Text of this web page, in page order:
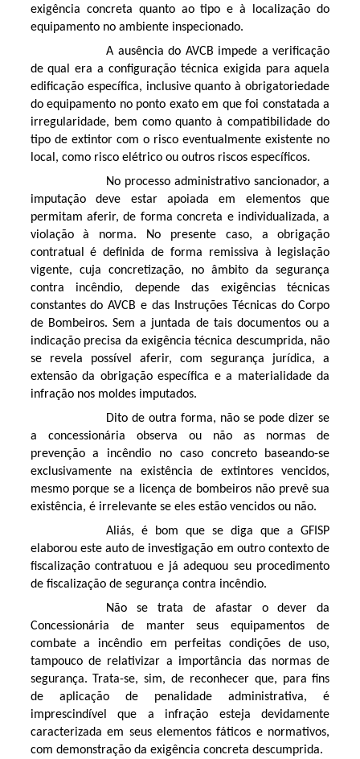
exigência concreta quanto ao tipo e à localização do
equipamento no ambiente inspecionado.
A ausência do AVCB impede a verificação
de qual era a configuração técnica exigida para aquela
edificação específica, inclusive quanto à obrigatoriedade
do equipamento no ponto exato em que foi constatada a
irregularidade, bem como quanto à compatibilidade do
tipo de extintor com o risco eventualmente existente no
local, como risco elétrico ou outros riscos específicos.
No processo administrativo sancionador, a
imputação deve estar apoiada em elementos que
permitam aferir, de forma concreta e individualizada, a
violação à norma. No presente caso, a obrigação
contratual é definida de forma remissiva à legislação
vigente, cuja concretização, no âmbito da segurança
contra incêndio, depende das exigências técnicas
constantes do AVCB e das Instruções Técnicas do Corpo
de Bombeiros. Sem a juntada de tais documentos ou a
indicação precisa da exigência técnica descumprida, não
se revela possível aferir, com segurança jurídica, a
extensão da obrigação específica e a materialidade da
infração nos moldes imputados.
Dito de outra forma, não se pode dizer se
a concessionária observa ou não as normas de
prevenção a incêndio no caso concreto baseando-se
exclusivamente na existência de extintores vencidos,
mesmo porque se a licença de bombeiros não prevê sua
existência, é irrelevante se eles estão vencidos ou não.
Aliás, é bom que se diga que a GFISP
elaborou este auto de investigação em outro contexto de
fiscalização contratuou e já adequou seu procedimento
de fiscalização de segurança contra incêndio.
Não se trata de afastar o dever da
Concessionária de manter seus equipamentos de
combate a incêndio em perfeitas condições de uso,
tampouco de relativizar a importância das normas de
segurança. Trata-se, sim, de reconhecer que, para fins
de aplicação de penalidade administrativa, é
imprescindível que a infração esteja devidamente
caracterizada em seus elementos fáticos e normativos,
com demonstração da exigência concreta descumprida.